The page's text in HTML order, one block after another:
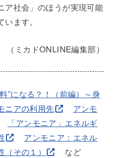
ア社会」のほうが実現可能
ます。
（ミカドONLINE編集部）
”になる？！（前編）～身
ニアの利用先
アンモ
「アンモニア」エネルギ
アンモニア：エネル
その１）
など